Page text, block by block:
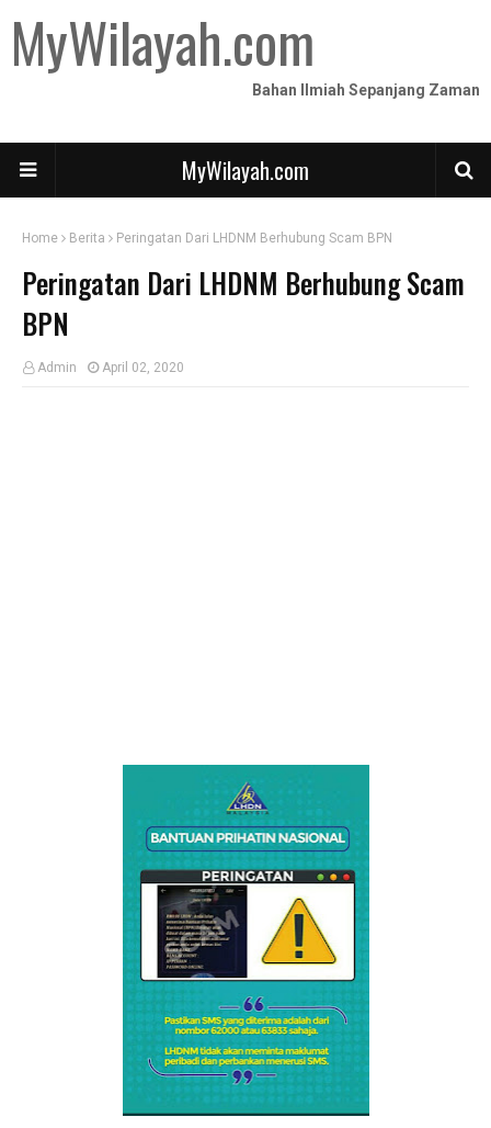
MyWilayah.com
Bahan Ilmiah Sepanjang Zaman
MyWilayah.com
Home Berita Peringatan Dari LHDNM Berhubung Scam BPN
Peringatan Dari LHDNM Berhubung Scam
BPN
Admin April 02, 2020